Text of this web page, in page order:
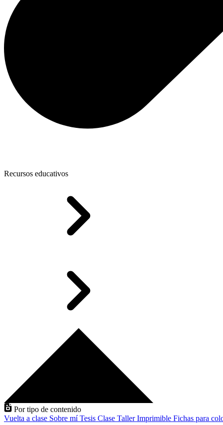
Recursos educativos
Por tipo de contenido
Vuelta a clase Sobre míTesis Clase TallerImprimible Fichas para